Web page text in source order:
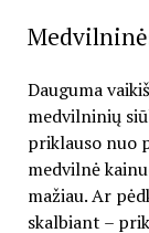
Dauguma
medvilninių
priklauso nuo
medvilnė
mažiau. Ar
skalbiant –